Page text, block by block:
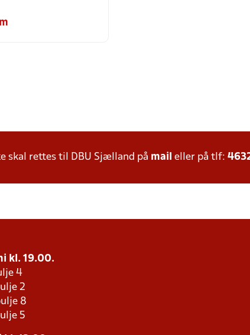
skal rettes til DBU Sjælland på mail eller på tlf:
kl. 19.00.
4
2
8
5